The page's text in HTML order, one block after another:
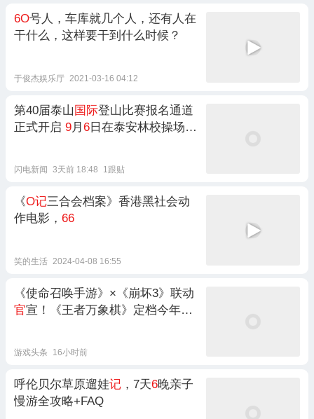
6O号人，车库就几个人，还有人在
干什么，这样要干到什么时候？
于俊杰娱乐厅 2021-03-16 04:12
第40届泰山 国际登山比赛报名通道
正式开启 9月 6 日在泰安林校操场鸣
闪电新闻 3天前 18:48 1跟贴
《O记三合会档案》香港黑社会动
作电影， 66
笑的生活 2024-04-08 16:55
《使命召唤手游》×《崩坏3》联动
官宣！《王者万象棋》定档今年9
游戏头条 16小时前
呼伦贝尔草原遛娃记 ，7天6晚亲子
慢游全攻略+FAQ